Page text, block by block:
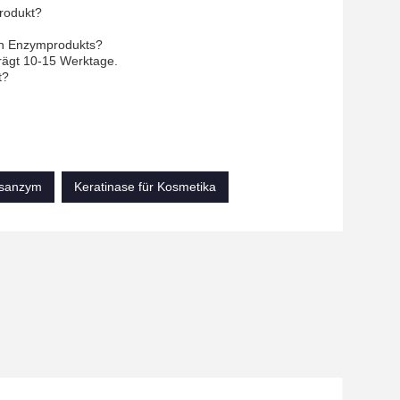
Enzymprodukts?
10-15 Werktage.
Keratinase für Kosmetika